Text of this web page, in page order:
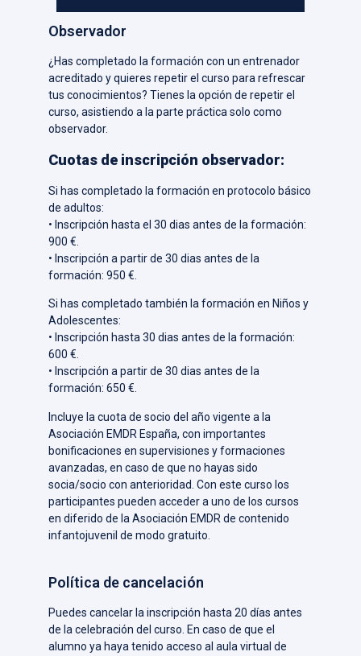
Observador
¿Has completado la formación con un entrenador
acreditado y quieres repetir el curso para refrescar
tus conocimientos? Tienes la opción de repetir el
curso, asistiendo a la parte práctica solo como
observador.
Cuotas de inscripción observador:
Si has completado la formación en protocolo básico
de adultos:
• Inscripción hasta el 30 dias antes de la formación:
900 €.
• Inscripción a partir de 30 dias antes de la
formación: 950 €.
Si has completado también la formación en Niños y
Adolescentes:
• Inscripción hasta 30 dias antes de la formación:
600 €.
• Inscripción a partir de 30 dias antes de la
formación: 650 €.
Incluye la cuota de socio del año vigente a la
Asociación EMDR España, con importantes
bonificaciones en supervisiones y formaciones
avanzadas, en caso de que no hayas sido
socia/socio con anterioridad. Con este curso los
participantes pueden acceder a uno de los cursos
en diferido de la Asociación EMDR de contenido
infantojuvenil de modo gratuito.
Política de cancelación
Puedes cancelar la inscripción hasta 20 días antes
de la celebración del curso. En caso de que el
alumno ya haya tenido acceso al aula virtual de